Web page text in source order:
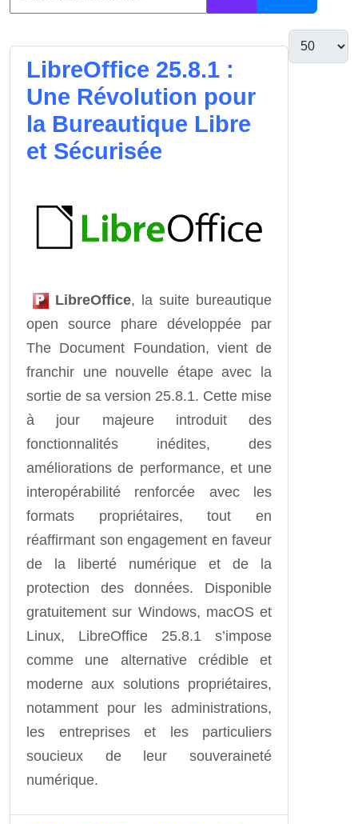
LibreOffice 25.8.1 :
Une Révolution pour
la Bureautique Libre
et Sécurisée
LibreOffice, la suite bureautique
open source phare développée par
The Document Foundation, vient de
franchir une nouvelle étape avec la
sortie de sa version 25.8.1. Cette mise
à jour majeure introduit des
fonctionnalités inédites, des
améliorations de performance, et une
interopérabilité renforcée avec les
formats propriétaires, tout en
réaffirmant son engagement en faveur
de la liberté numérique et de la
protection des données. Disponible
gratuitement sur Windows, macOS et
Linux, LibreOffice 25.8.1 s’impose
comme une alternative crédible et
moderne aux solutions propriétaires,
notamment pour les administrations,
les entreprises et les particuliers
soucieux de leur souveraineté
numérique.